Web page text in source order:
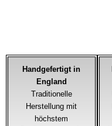
Handgefertigt in
England
Traditionelle
Herstellung mit
höchstem